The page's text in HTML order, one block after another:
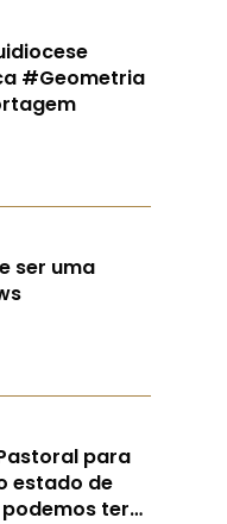
#Geometria
ser uma
para
estado de
ter…